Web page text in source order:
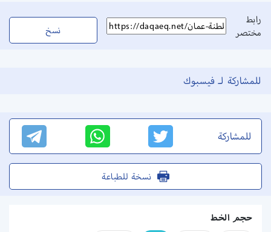
رابط
مختصر
نسخ
للمشاركة لـ فيسبوك
للمشاركة
نسخة للطباعة
حجم الخط